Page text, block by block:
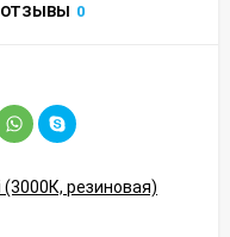
ОТЗЫВЫ 0
(3000К, резиновая)